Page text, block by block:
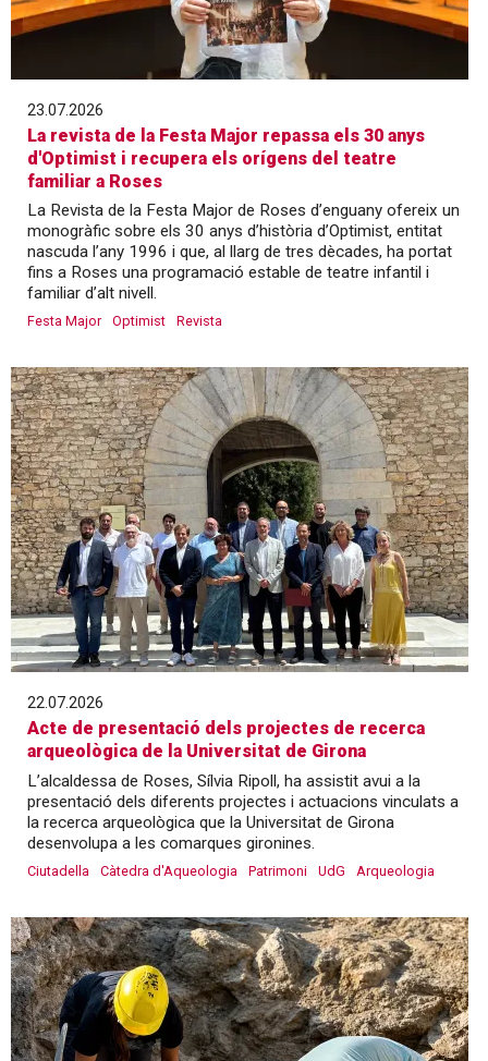
23.07.2026
La revista de la Festa Major repassa els 30 anys
d'Optimist i recupera els orígens del teatre
familiar a Roses
La Revista de la Festa Major de Roses d’enguany ofereix un
monogràfic sobre els 30 anys d’història d’Optimist, entitat
nascuda l’any 1996 i que, al llarg de tres dècades, ha portat
fins a Roses una programació estable de teatre infantil i
familiar d’alt nivell.
Festa Major Optimist Revista
22.07.2026
Acte de presentació dels projectes de recerca
arqueològica de la Universitat de Girona
L’alcaldessa de Roses, Sílvia Ripoll, ha assistit avui a la
presentació dels diferents projectes i actuacions vinculats a
la recerca arqueològica que la Universitat de Girona
desenvolupa a les comarques gironines.
Ciutadella Càtedra d'Aqueologia Patrimoni UdG Arqueologia